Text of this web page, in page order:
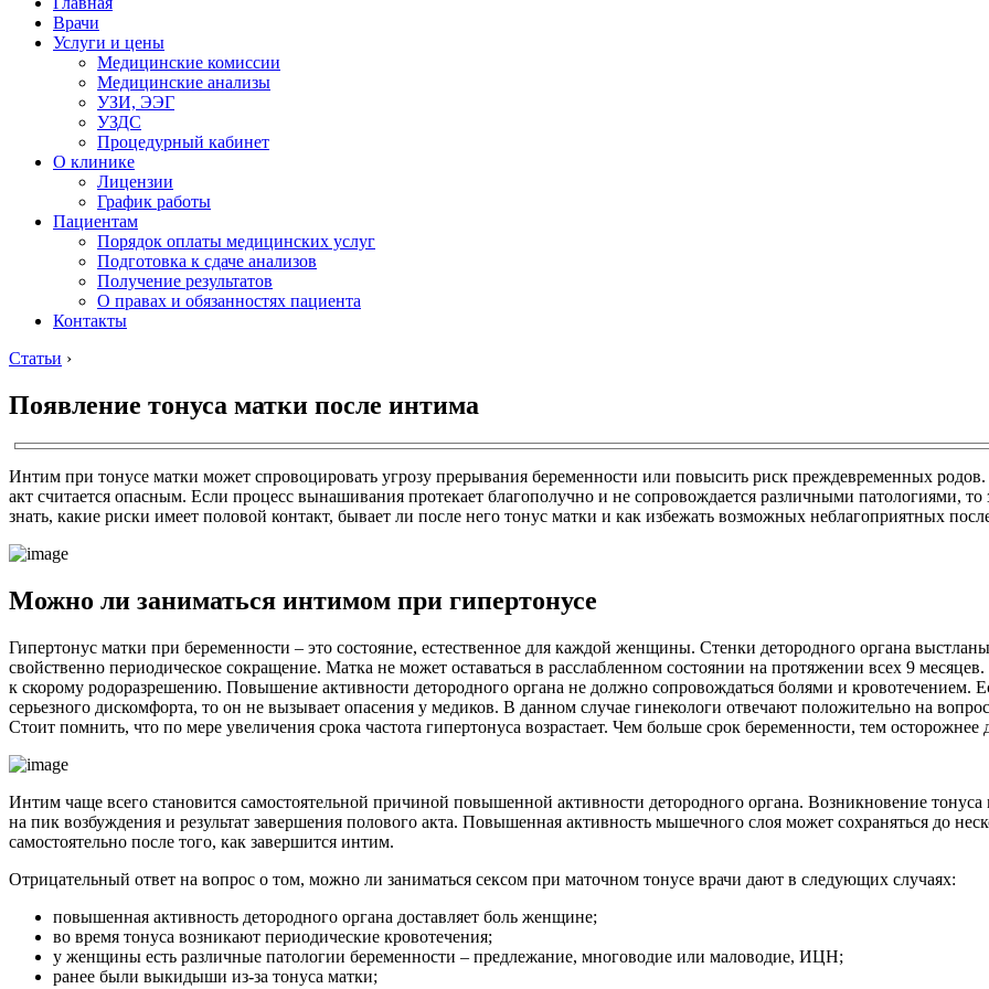
Врачи
Услуги и цены
Медицинские комиссии
Медицинские анализы
УЗИ, ЭЭГ
УЗДС
Процедурный кабинет
О клинике
Лицензии
График работы
Пациентам
Порядок оплаты медицинских услуг
Подготовка к сдаче анализов
Получение результатов
О правах и обязанностях пациента
Контакты
Статьи ›
Появление тонуса матки после интима
Интим при тонусе матки может спровоцировать угрозу прерывания беременности или повысить риск преждевременных
акт считается опасным. Если процесс вынашивания протекает благополучно и не сопровождается различными патологиями,
знать, какие риски имеет половой контакт, бывает ли после него тонус матки и как избежать возможных неблагоприятных
Можно ли заниматься интимом при гипертонусе
Гипертонус матки при беременности – это состояние, естественное для каждой женщины. Стенки детородного органа
свойственно периодическое сокращение. Матка не может оставаться в расслабленном состоянии на протяжении всех 9
к скорому родоразрешению. Повышение активности детородного органа не должно сопровождаться болями и кровотечением.
серьезного дискомфорта, то он не вызывает опасения у медиков. В данном случае гинекологи отвечают положительно на
Стоит помнить, что по мере увеличения срока частота гипертонуса возрастает. Чем больше срок беременности, тем
Интим чаще всего становится самостоятельной причиной повышенной активности детородного органа. Возникновение тонуса
на пик возбуждения и результат завершения полового акта. Повышенная активность мышечного слоя может сохраняться до
самостоятельно после того, как завершится интим.
Отрицательный ответ на вопрос о том, можно ли заниматься сексом при маточном тонусе врачи дают в следующих случаях:
повышенная активность детородного органа доставляет боль женщине;
во время тонуса возникают периодические кровотечения;
у женщины есть различные патологии беременности – предлежание, многоводие или маловодие, ИЦН;
ранее были выкидыши из-за тонуса матки;